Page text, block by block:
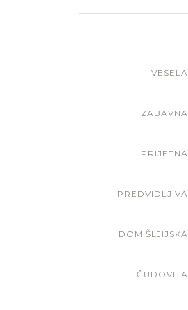
VESELA
ZABAVNA
PRIJETNA
PREDVIDLJIVA
DOMIŠLJIJSKA
ČUDOVITA